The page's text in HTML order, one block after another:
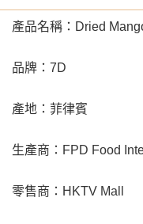
產品名稱：Dried
品牌：7D
產地：菲律賓
生產商：FPD Food
零售商：HKTV Mall